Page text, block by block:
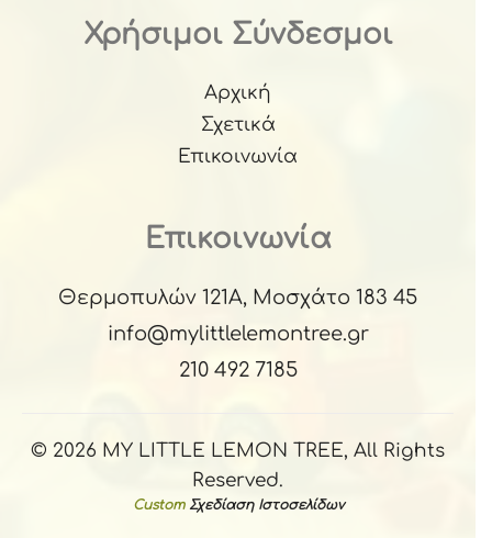
Χρήσιμοι Σύνδεσμοι
Αρχική
Σχετικά
Επικοινωνία
Επικοινωνία
Θερμοπυλών 121Α, Μοσχάτο 183 45
info@mylittlelemontree.gr
210 492 7185
© 2026 MY LITTLE LEMON TREE, All Rights
Reserved.
Custom Σχεδίαση Ιστοσελίδων